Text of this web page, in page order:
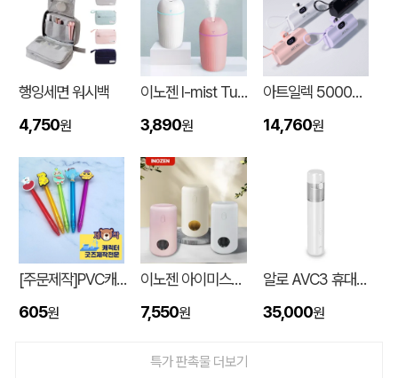
행잉세면 워시백
4,750원
이노젠 I-mist Tumbler 미니가습기 420ml
3,890원
아트일렉 5000mAh 도킹형 보조 배터리
14,760원
[주문제작]PVC캐릭터 디오네캔디볼펜(2D)
605원
이노젠 아이미스트 에어 무드등 휴대용 무선가습기
7,550원
알로 AVC3 휴대용 3in1 에어건 핸디 차량용 무선청소기
35,000원
특가 판촉물 더보기
종이쇼핑백_멜리사 (250x130x320mm)